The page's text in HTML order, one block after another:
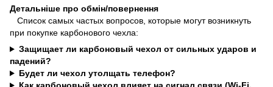
Детальніше про обмін/повернення
Список самых частых вопросов, которые могут возникнуть
при покупке карбонового чехла:
Защищает ли карбоновый чехол от сильных ударов и
падений?
Будет ли чехол утолщать телефон?